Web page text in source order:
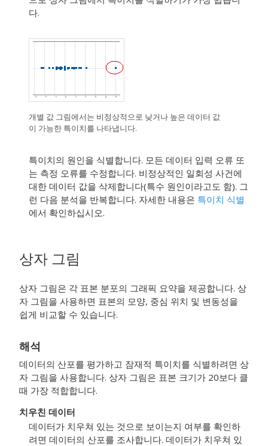
다.
개별 값 그림에서는 비정상적으로 낮거나 높은 데이터 값
이 가능한 특이치를 나타냅니다.
특이치의 원인을 식별합니다. 모든 데이터 입력 오류 또
는 측정 오류를 수정합니다. 비정상적인 일회성 사건에
대한 데이터 값을 삭제합니다(특수 원인이라고도 함). 그
런 다음 분석을 반복합니다. 자세한 내용은 특이치 식별
에서 확인하십시오.
상자 그림
상자 그림은 각 표본 분포의 그래픽 요약을 제공합니다. 상
자 그림을 사용하면 표본의 모양, 중심 위치 및 변동성을
쉽게 비교할 수 있습니다.
해석
데이터의 산포를 평가하고 잠재적 특이치를 식별하려면 상
자 그림을 사용합니다. 상자 그림은 표본 크기가 20보다 클
때 가장 적합합니다.
치우친 데이터
데이터가 치우쳐 있는 것으로 보이는지 여부를 확인하
려면 데이터의 산포를 조사합니다. 데이터가 치우쳐 있